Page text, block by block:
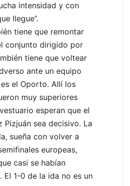
intensidad y con
llegue”.
tiene que remontar
conjunto dirigido por
tiene que voltear
ante un equipo
el Oporto. Allí los
muy superiores
esperan que el
Pizjuán sea decisivo. La
sueña con volver a
europeas,
casi se habían
El 1-0 de la ida no es un